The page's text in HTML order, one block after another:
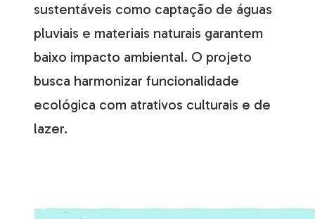
sustentáveis como captação de águas
pluviais e materiais naturais garantem
baixo impacto ambiental. O projeto
busca harmonizar funcionalidade
ecológica com atrativos culturais e de
lazer.